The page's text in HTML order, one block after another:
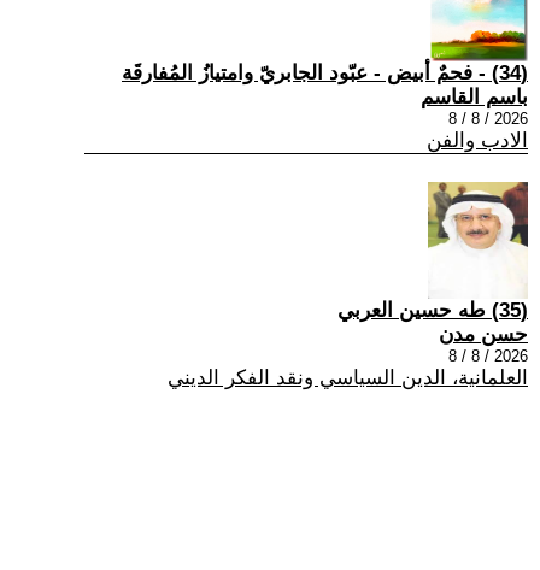
(34) - فحمٌ أبيض - عبّود الجابريّ وامتيازُ المُفارقَة
باسم القاسم
2026 / 8 / 8
الادب والفن
(35) طه حسين العربي
حسن مدن
2026 / 8 / 8
العلمانية، الدين السياسي ونقد الفكر الديني